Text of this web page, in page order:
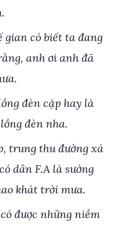
gian có biết ta đang
anh ơi anh đã
đèn cặp hay là
đèn nha.
trung thu đường xá
dân F.A là sướng
khát trời mưa.
được những niềm